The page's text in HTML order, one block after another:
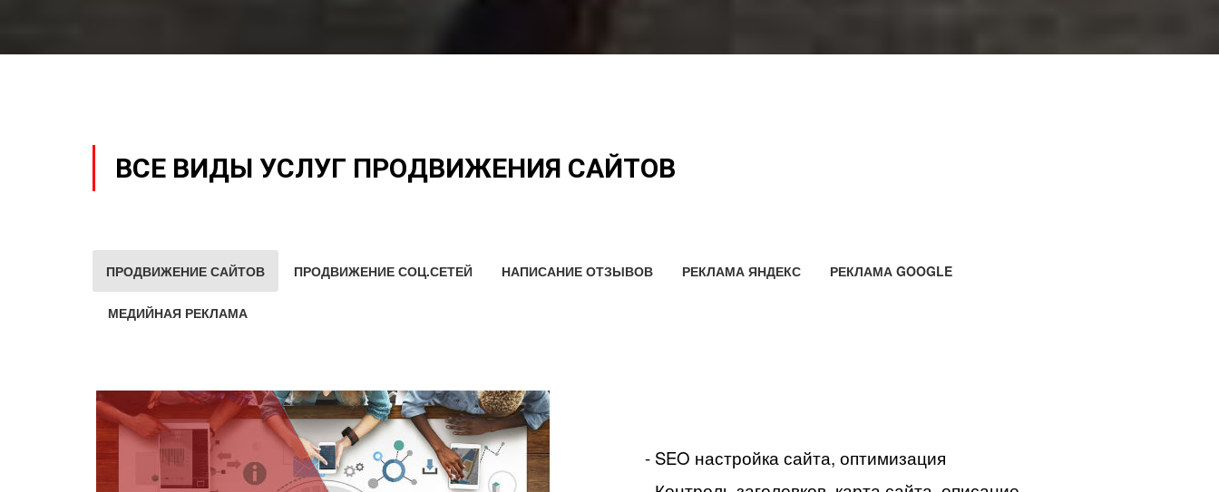
ВСЕ ВИДЫ УСЛУГ ПРОДВИЖЕНИЯ САЙТОВ
ПРОДВИЖЕНИЕ САЙТОВ ПРОДВИЖЕНИЕ СОЦ.СЕТЕЙ НАПИСАНИЕ ОТЗЫВОВ РЕКЛАМА ЯНДЕКС РЕКЛАМА GOOGLE
МЕДИЙНАЯ РЕКЛАМА
- SEO настройка сайта, оптимизация